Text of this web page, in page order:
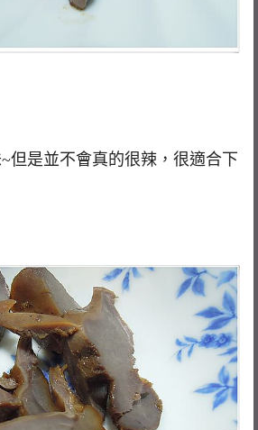
但是並不會真的很辣，很適合下